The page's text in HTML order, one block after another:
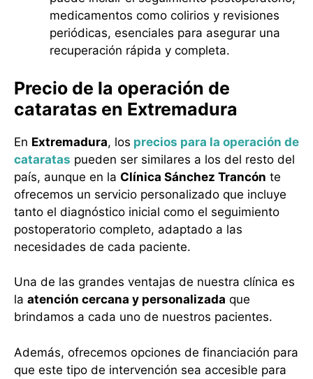
medicamentos como colirios y revisiones
periódicas, esenciales para asegurar una
recuperación rápida y completa.
Precio de la operación de
cataratas en Extremadura
En Extremadura, los precios para la operación de
cataratas pueden ser similares a los del resto del
país, aunque en la Clínica Sánchez Trancón te
ofrecemos un servicio personalizado que incluye
tanto el diagnóstico inicial como el seguimiento
postoperatorio completo, adaptado a las
necesidades de cada paciente.
Una de las grandes ventajas de nuestra clínica es
la atención cercana y personalizada que
brindamos a cada uno de nuestros pacientes.
Además, ofrecemos opciones de financiación para
que este tipo de intervención sea accesible para